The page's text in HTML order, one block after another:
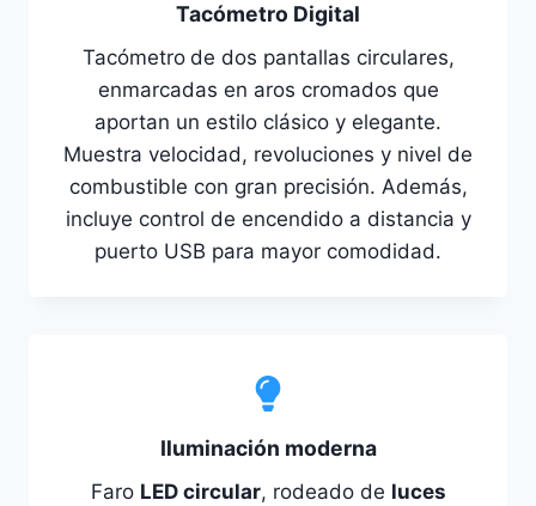
Tacómetro Digital
Tacómetro de dos pantallas circulares,
enmarcadas en aros cromados que
aportan un estilo clásico y elegante.
Muestra velocidad, revoluciones y nivel de
combustible con gran precisión. Además,
incluye control de encendido a distancia y
puerto USB para mayor comodidad.
Iluminación moderna
Faro LED circular, rodeado de luces